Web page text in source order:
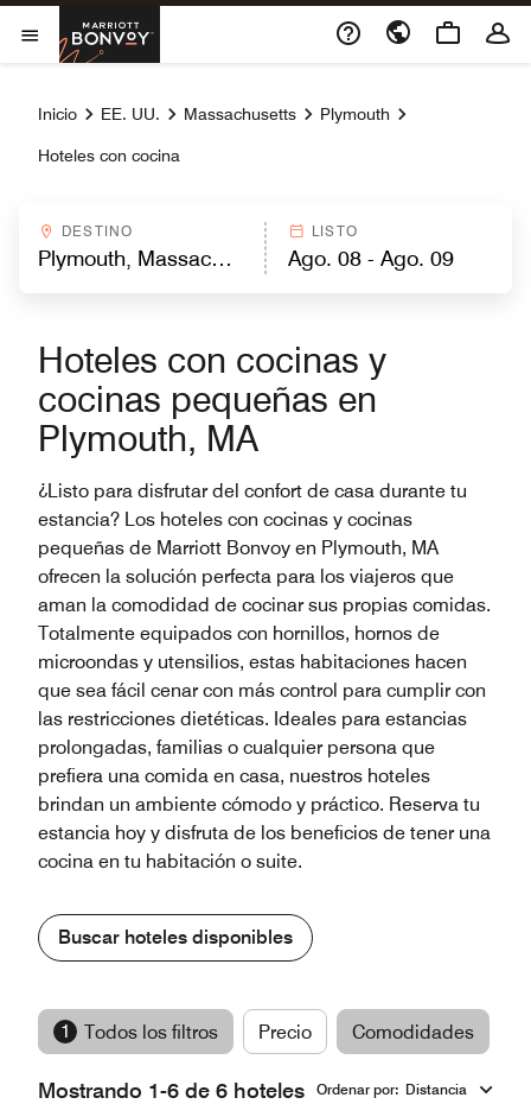
Skip to Content
Abrir el menú
Marriott Bonvoy
Inicio EE. UU. Massachusetts Plymouth
Hoteles con cocina
DESTINO LISTO
Hoteles con cocinas y
cocinas pequeñas en
Plymouth, MA
¿Listo para disfrutar del confort de casa durante tu
estancia? Los hoteles con cocinas y cocinas
pequeñas de Marriott Bonvoy en Plymouth, MA
ofrecen la solución perfecta para los viajeros que
aman la comodidad de cocinar sus propias comidas.
Totalmente equipados con hornillos, hornos de
microondas y utensilios, estas habitaciones hacen
que sea fácil cenar con más control para cumplir con
las restricciones dietéticas. Ideales para estancias
prolongadas, familias o cualquier persona que
prefiera una comida en casa, nuestros hoteles
brindan un ambiente cómodo y práctico. Reserva tu
estancia hoy y disfruta de los beneficios de tener una
cocina en tu habitación o suite.
Buscar hoteles disponibles
1 Todos los filtros Precio Comodidades
Mostrando 1-6 de 6 hoteles Ordenar por: Distancia